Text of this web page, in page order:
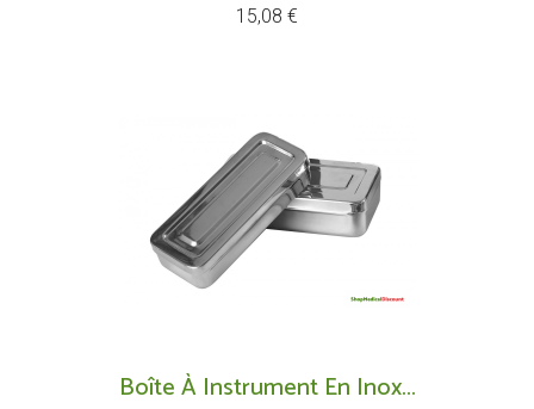
Prix
15,08 €
Boîte À Instrument En Inox...